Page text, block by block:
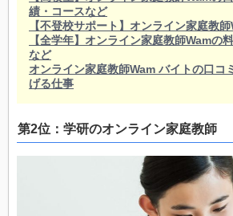
績・コースなど
【不登校サポート】オンライン家庭教
【全学年】オンライン家庭教師Wamの
など
オンライン家庭教師Wam バイトの口コ
げる仕事
第2位：学研のオンライン家庭教師